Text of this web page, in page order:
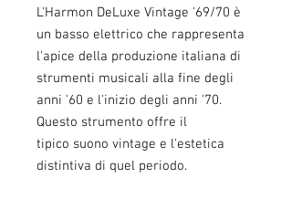
L'Harmon DeLuxe Vintage '69/70 è
un basso elettrico che rappresenta
l'apice della produzione italiana di
strumenti musicali alla fine degli
anni '60 e l'inizio degli anni '70.
Questo strumento offre il
tipico suono vintage e l'estetica
distintiva di quel periodo.